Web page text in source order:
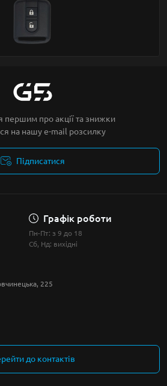
першим про акції та знижки
на нашу e-mail розсилку
Підписатися
Графік роботи
Пн-Пт: з 9 до 18
Сб, Нд: вихідні
225
до контактів